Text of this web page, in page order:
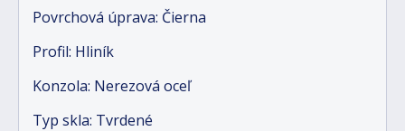
Povrchová úprava: Čierna
Profil: Hliník
Konzola: Nerezová oceľ
Typ skla: Tvrdené